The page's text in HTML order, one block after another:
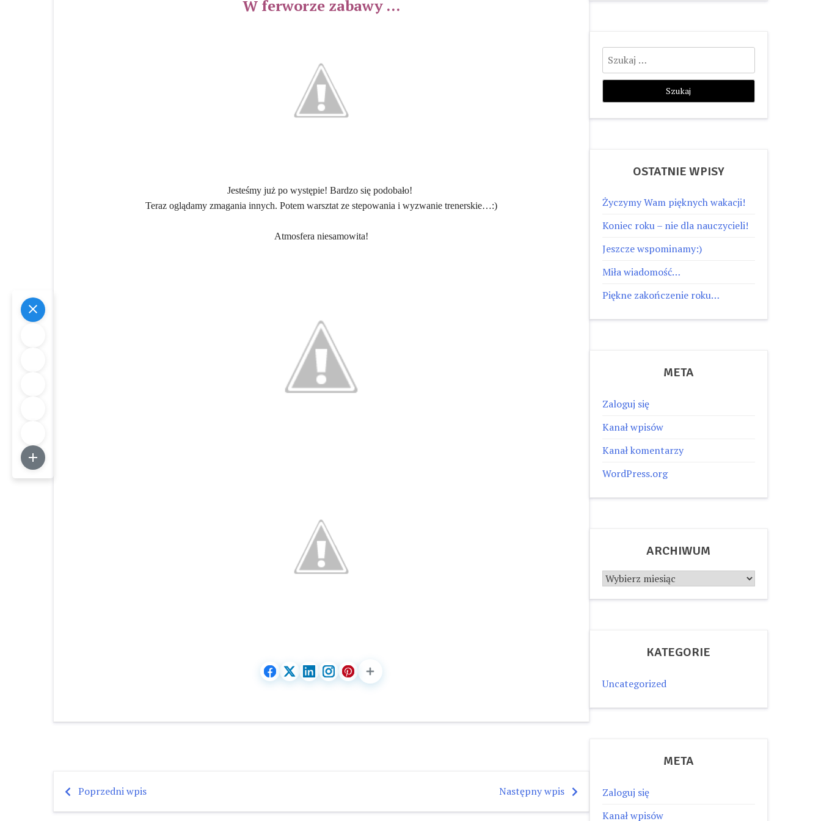
W ferworze zabawy …
Jesteśmy już po występie! Bardzo się podobało!
Teraz oglądamy zmagania innych. Potem warsztat ze stepowania i wyzwanie trenerskie…:)
Atmosfera niesamowita!
Nawigacja
Poprzedni wpis Następny wpis
Szukaj:
OSTATNIE WPISY
Życzymy Wam pięknych wakacji!
Koniec roku – nie dla nauczycieli!
Jeszcze wspominamy:)
Miła wiadomość…
Piękne zakończenie roku…
META
Zaloguj się
Kanał wpisów
Kanał komentarzy
WordPress.org
ARCHIWUM
Archiwum
KATEGORIE
Uncategorized
META
Zaloguj się
Kanał wpisów